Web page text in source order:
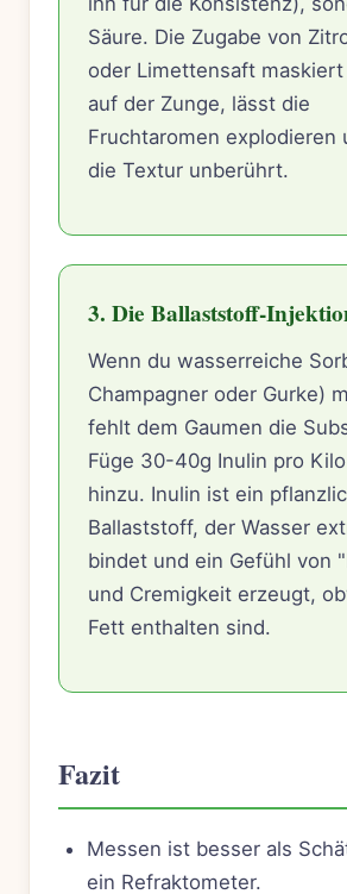
Säure. Die Zugabe von
oder Limettensaft maskiert
auf der Zunge, lässt die
Fruchtaromen explodieren
die Textur unberührt.
3. Die Ballaststoff-
Wenn du wasserreiche
Champagner oder Gurke)
fehlt dem Gaumen die
Füge 30-40g Inulin pro
hinzu. Inulin ist ein
Ballaststoff, der Wasser
bindet und ein Gefühl von
und Cremigkeit erzeugt,
Fett enthalten sind.
Fazit
Messen ist besser als
ein Refraktometer.